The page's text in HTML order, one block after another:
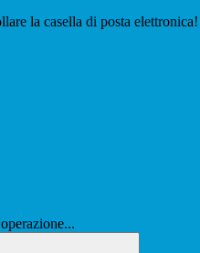
la casella di posta elettronica!